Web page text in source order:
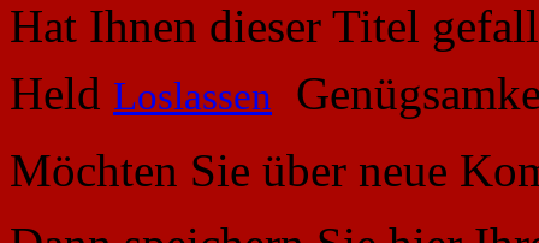
Hat Ihnen dieser Titel
Held Loslassen
Möchten Sie über neue